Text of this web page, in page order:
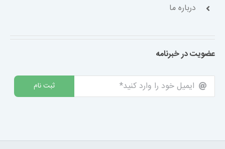
درباره ما
عضویت در خبرنامه
ثبت نام